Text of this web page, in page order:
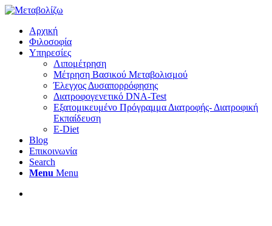
Αρχική
Φιλοσοφία
Υπηρεσίες
Λιπομέτρηση
Μέτρηση Βασικού Μεταβολισμού
Έλεγχος Δυσαπορρόφησης
Διατροφογενετικό DNA-Test
Εξατομικευμένο Πρόγραμμα Διατροφής- Διατροφική
Εκπαίδευση
E-Diet
Blog
Επικοινωνία
Search
Menu Menu